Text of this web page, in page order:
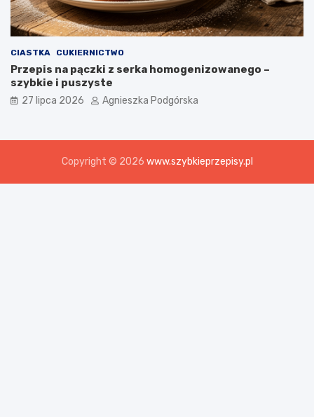
CIASTKA CUKIERNICTWO
Przepis na pączki z serka homogenizowanego –
szybkie i puszyste
27 lipca 2026 Agnieszka Podgórska
Copyright © 2026 www.szybkieprzepisy.pl